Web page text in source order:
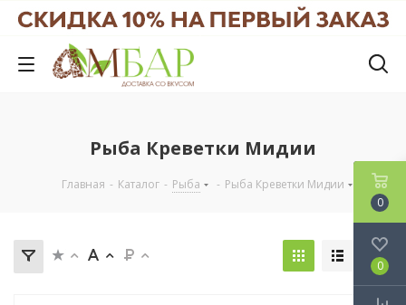
Рыба Креветки Мидии
Главная - Каталог - Рыба - Рыба Креветки Мидии
0
0